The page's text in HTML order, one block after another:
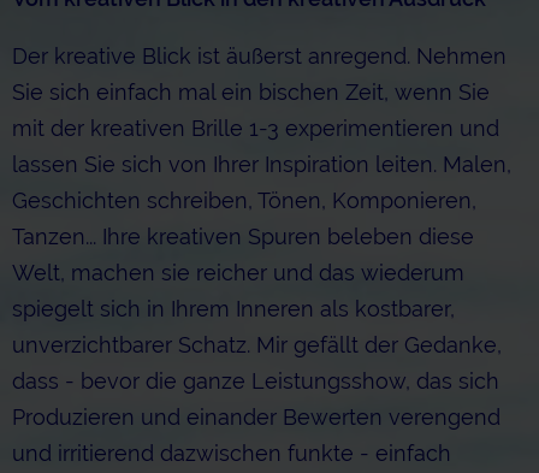
Der kreative Blick ist äußerst anregend. Nehmen
Sie sich einfach mal ein bischen Zeit, wenn Sie
mit der kreativen Brille 1-3 experimentieren und
lassen Sie sich von Ihrer Inspiration leiten. Malen,
Geschichten schreiben, Tönen, Komponieren,
Tanzen... Ihre kreativen Spuren beleben diese
Welt, machen sie reicher und das wiederum
spiegelt sich in Ihrem Inneren als kostbarer,
unverzichtbarer Schatz. Mir gefällt der Gedanke,
dass - bevor die ganze Leistungsshow, das sich
Produzieren und einander Bewerten verengend
und irritierend dazwischen funkte - einfach